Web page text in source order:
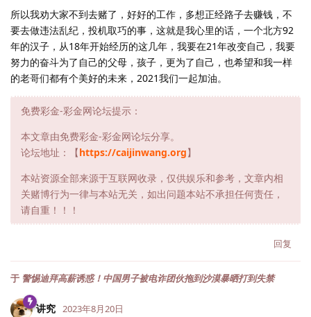
所以我劝大家不到去赌了，好好的工作，多想正经路子去赚钱，不
要去做违法乱纪，投机取巧的事，这就是我心里的话，一个北方92
年的汉子，从18年开始经历的这几年，我要在21年改变自己，我要
努力的奋斗为了自己的父母，孩子，更为了自己，也希望和我一样
的老哥们都有个美好的未来，2021我们一起加油。
免费彩金-彩金网论坛提示：
本文章由免费彩金-彩金网论坛分享。
论坛地址：【https://caijinwang.org】
本站资源全部来源于互联网收录，仅供娱乐和参考，文章内相
关赌博行为一律与本站无关，如出问题本站不承担任何责任，
请自重！！！
回复
于 警惕迪拜高薪诱惑！中国男子被电诈团伙拖到沙漠暴晒打到失禁
讲究 2023年8月20日